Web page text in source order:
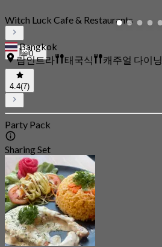
0
Witch Luck Cafe & Restaurants
Bangkok
람인트라
태국식 캐주얼 다이닝
4.4(7)
Party Pack
Sharing Set